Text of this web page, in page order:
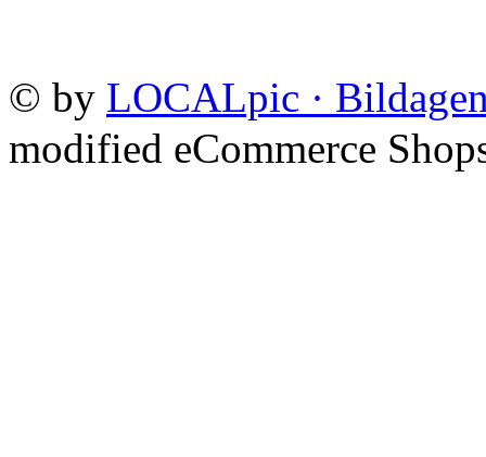
© by LOCALpic ·
modified eCommerce